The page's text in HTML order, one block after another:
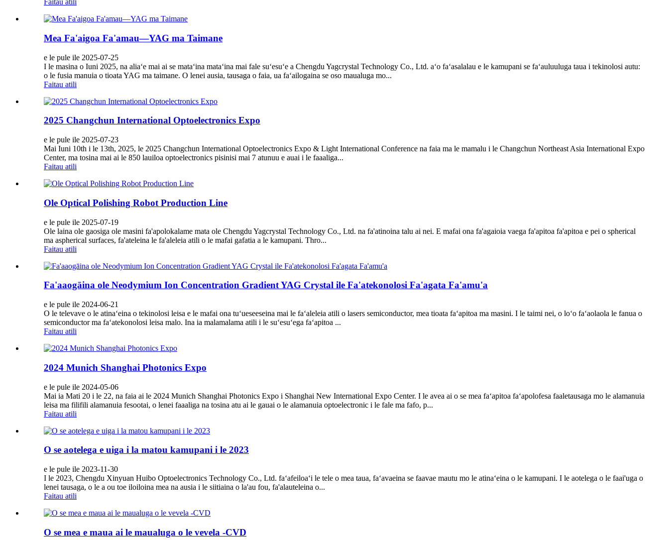
Faitau atili
Mea Fa'aigoa Fa'amau—YAG ma Taimane
e le pule ile 2025-07-25
I le masina o Iuni 2025, na aliaʻe mai ai se mataʻina mataʻina mai fale suʻesuʻe a Chengdu Yagcrystal Technology Co., Ltd. aʻo faʻasalalau e le kamupani se faʻauluuluga taua i tekinolosi autu:
o le fusia manuia o tioata YAG ma taimane. O lenei ausia, tausaga o faia, ua faʻailogaina se oso maualuga mo...
Faitau atili
2025 Changchun International Optoelectronics Expo
e le pule ile 2025-07-23
Mai Iuni 10th i le 13th, 2025, le 2025 Changchun International Optoelectronics Expo & Light International Conference na faia ma le mamalu i le Changchun Northeast Asia International Expo
Center, ma tosina mai ai le 850 lauiloa optoelectronics pisinisi mai 7 atunuu e auai i le faaaliga...
Faitau atili
Ole Optical Polishing Robot Production Line
e le pule ile 2025-07-19
Ole laina ole gaosiga ole masini fa'apolokalame mata ole Chengdu Yagcrystal Technology Co., Ltd. na fa'atinoina talu ai nei. E mafai ona fa'agaioia vaega fa'apitoa fa'apitoa e pei o spherical
ma aspherical surfaces, fa'ateleina le fa'aleleia atili o le mafai gafatia a le kamupani. Thro...
Faitau atili
Fa'aaogāina ole Neodymium Ion Concentration Gradient YAG Crystal ile Fa'atekonolosi Fa'agata Fa'amu'a
e le pule ile 2024-06-21
O le televave o le atinaʻeina o tekinolosi leisa e le mafai ona tuʻueseeseina mai le faʻaleleia atili o lasers semiconductor, mea tioata faʻapitoa ma masini. I le taimi nei, o loʻo faʻaolaola le fanua o
semiconductor ma faʻatekonolosi leisa malo. Ina ia malamalama atili i le suʻesuʻega faʻapitoa ...
Faitau atili
2024 Munich Shanghai Photonics Expo
e le pule ile 2024-05-06
Mai ia Mati 20 i le 22, na faia ai le 2024 Munich Shanghai Photonics Expo i Shanghai New International Expo Center. I le avea ai o se mea faʻapitoa faʻapolofesa faaletausaga mo le alamanuia
leisa ma filifili alamanuia fesootai, o lenei faaaliga na tosina atu ai le gauai o le alamanuia optoelectronic i le fale ma fafo, p...
Faitau atili
O se aotelega e uiga i la matou kamupani i le 2023
e le pule ile 2023-11-30
I le 2023, Chengdu Xinyuan Huibo Optoelectronics Technology Co., Ltd. faʻafeiloaʻi le tele o mea taua, faʻavaeina se faavae mautu mo le atinaʻeina o le kamupani. I le aotelega o le faai'uga o
lenei tausaga, o le a ou toe iloiloina mea na ausia i le siitiaina o la'au fou, fa'alauteleina o...
Faitau atili
O se mea e maua ai le maualuga o le vevela -CVD